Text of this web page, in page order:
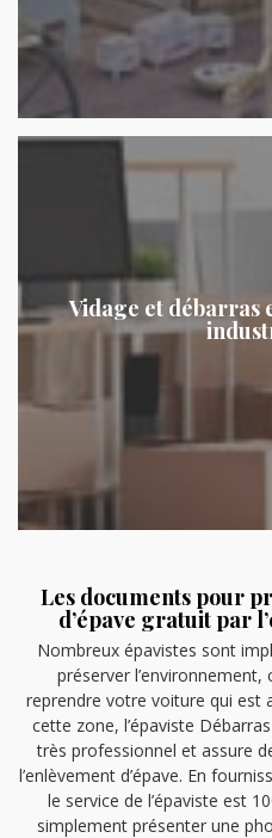
Vidage et débarras
Les documents pour
d’épave gratuit par
Nombreux épavistes sont
préserver
reprendre votre voiture qui est
cette zone, l’épaviste
très professionnel et assure
l’enlèvement d’épave. En
le service de l’épaviste est
simplement présenter une